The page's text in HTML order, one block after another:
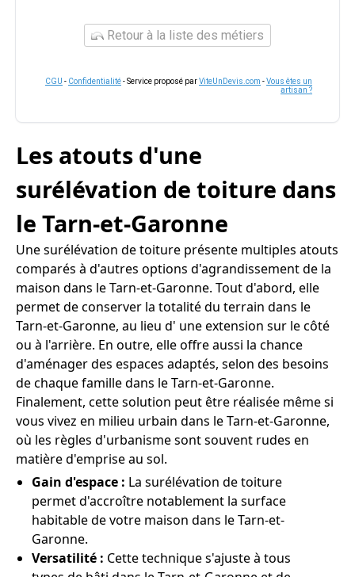
Retour à la liste des métiers
CGU - Confidentialité- Service proposé parViteUnDevis.com -Vous êtes un
artisan ?
Les atouts d'une
surélévation de toiture dans
le Tarn-et-Garonne
Une surélévation de toiture présente multiples atouts
comparés à d'autres options d'agrandissement de la
maison dans le Tarn-et-Garonne. Tout d'abord, elle
permet de conserver la totalité du terrain dans le
Tarn-et-Garonne, au lieu d' une extension sur le côté
ou à l'arrière. En outre, elle offre aussi la chance
d'aménager des espaces adaptés, selon des besoins
de chaque famille dans le Tarn-et-Garonne.
Finalement, cette solution peut être réalisée même si
vous vivez en milieu urbain dans le Tarn-et-Garonne,
où les règles d'urbanisme sont souvent rudes en
matière d'emprise au sol.
Gain d'espace : La surélévation de toiture
permet d'accroître notablement la surface
habitable de votre maison dans le Tarn-et-
Garonne.
Versatilité : Cette technique s'ajuste à tous